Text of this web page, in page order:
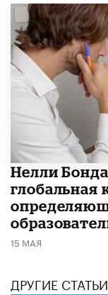
​Нелли
глобальная
15 МАЯ
ДРУГИЕ